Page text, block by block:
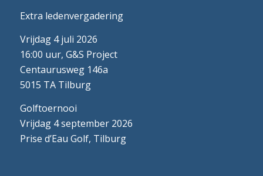
Extra ledenvergadering
Vrijdag 4 juli 2026
16:00 uur, G&S Project
Centaurusweg 146a
5015 TA Tilburg
Golftoernooi
Vrijdag 4 september 2026
Prise d’Eau Golf, Tilburg